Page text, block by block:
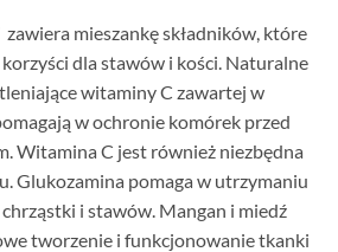
zawiera mieszankę składników, które
dla stawów i kości. Naturalne
witaminy C zawartej w
w ochronie komórek przed
Witamina C jest również niezbędna
Glukozamina pomaga w utrzymaniu
i stawów. Mangan i miedź
tworzenie i funkcjonowanie tkanki